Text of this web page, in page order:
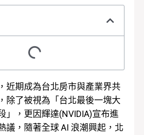
近期成為台北房市與產業界共
除了被視為「台北最後一塊大
」，更因輝達(NVIDIA)宣布進
議，隨著全球 AI 浪潮興起，北